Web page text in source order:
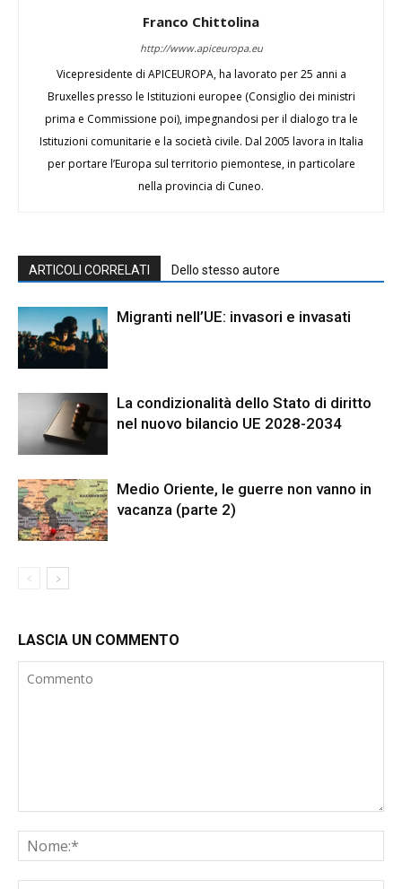
Franco Chittolina
http://www.apiceuropa.eu
Vicepresidente di APICEUROPA, ha lavorato per 25 anni a
Bruxelles presso le Istituzioni europee (Consiglio dei ministri
prima e Commissione poi), impegnandosi per il dialogo tra le
Istituzioni comunitarie e la società civile. Dal 2005 lavora in Italia
per portare l’Europa sul territorio piemontese, in particolare
nella provincia di Cuneo.
ARTICOLI CORRELATI Dello stesso autore
Migranti nell’UE: invasori e invasati
La condizionalità dello Stato di diritto
nel nuovo bilancio UE 2028-2034
Medio Oriente, le guerre non vanno in
vacanza (parte 2)
LASCIA UN COMMENTO